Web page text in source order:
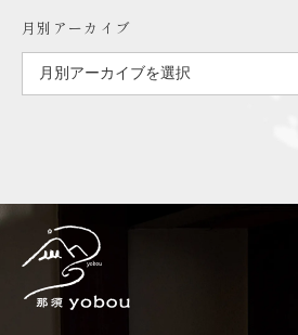
月別アーカイブ